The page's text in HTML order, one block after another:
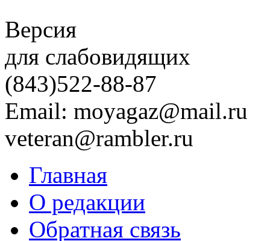
Версия
для слабовидящих
(843)522-88-87
Email: moyagaz@mail.ru
veteran@rambler.ru
Главная
О редакции
Обратная связь